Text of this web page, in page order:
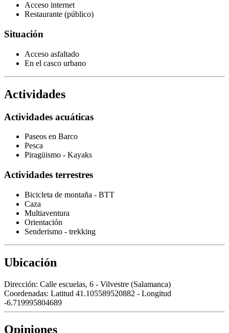
Acceso internet
Restaurante (público)
Situación
Acceso asfaltado
En el casco urbano
Actividades
Actividades acuáticas
Paseos en Barco
Pesca
Piragüismo - Kayaks
Actividades terrestres
Bicicleta de montaña - BTT
Caza
Multiaventura
Orientación
Senderismo - trekking
Ubicación
Dirección: Calle escuelas, 6 - Vilvestre (Salamanca)
Coordenadas: Latitud 41.105589520882 - Longitud
-6.719995804689
Opiniones